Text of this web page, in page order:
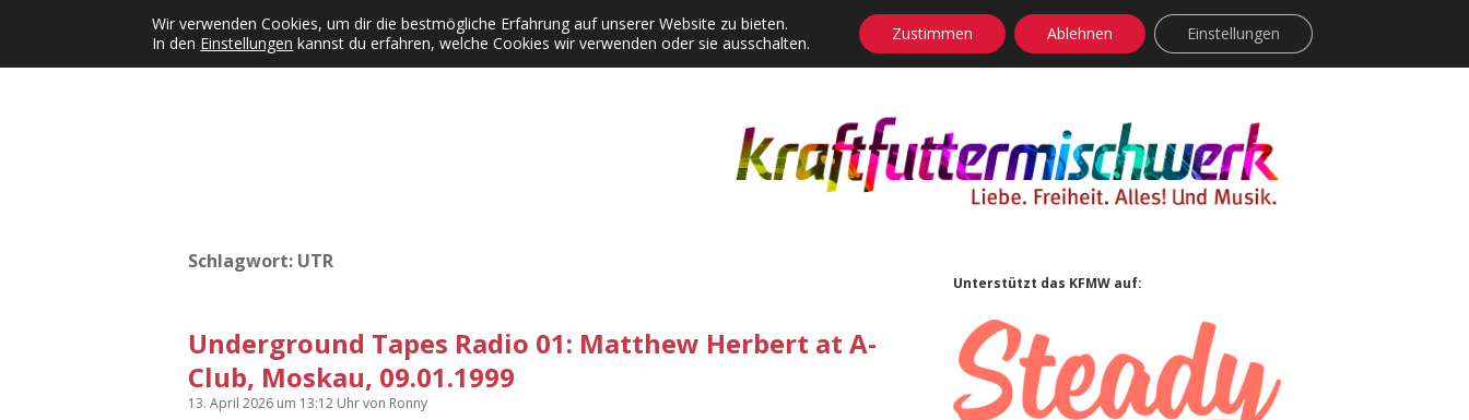
Kategorien Dropdown-Menü öffnen
KFMW-Disco Dates Instagrams Contact Adventskalender Dropdown-Menü öffnen facebook
instagram
rss soundcloud
vimeoBluesky
Schlagwort: UTR
Underground Tapes Radio 01: Matthew Herbert at A-
Club, Moskau, 09.01.1999
13. April 2026 um 13:12 Uhrvon Ronny
Sidebar
Unterstützt das KFMW auf:
Wir verwenden Cookies, um dir die bestmögliche Erfahrung auf unserer Website zu bieten.
In den Einstellungen kannst du erfahren, welche Cookies wir verwenden oder sie ausschalten. Zustimmen Ablehnen Einstellungen